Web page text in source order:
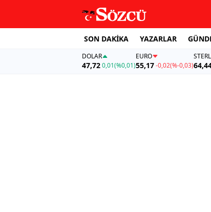
SON DAKİKA YAZARLAR
DOLAR
47,720,01(%0,01)
EURO
55,17 -0,02(%-0,03)